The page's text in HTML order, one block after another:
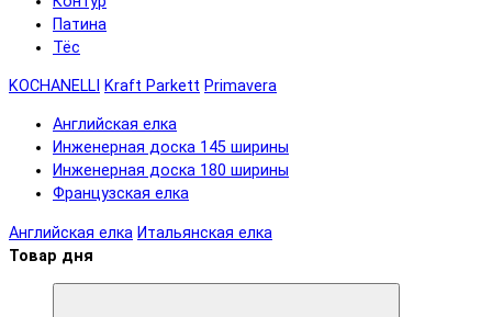
Патина
Тёс
KOCHANELLI Kraft Parkett Primavera
Английская елка
Инженерная доска 145 ширины
Инженерная доска 180 ширины
Французская елка
Английская елка Итальянская елка
Товар дня